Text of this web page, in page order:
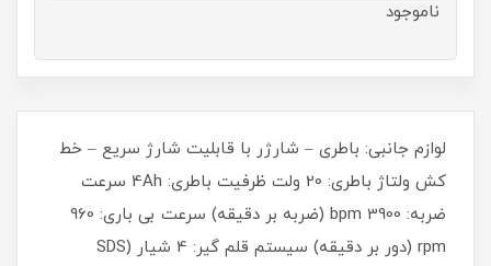
ناموجود
لوازم جانبی: باطری – شارژر با قابلیت شارژ سریع – خط
کش ولتاژ باطری: 20 ولت ظرفیت باطری: 4Ah سرعت
ضربه: 3900 bpm (ضربه بر دقیقه) سرعت بی باری: 960
rpm (دور بر دقیقه) سیستم قلم گیر: 4 شیار (SDS